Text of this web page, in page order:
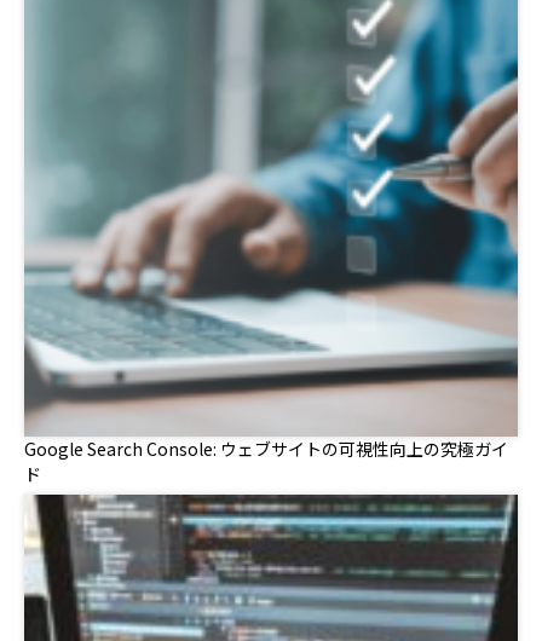
Google Search Console: ウェブサイトの可視性向上の究極ガイ
ド